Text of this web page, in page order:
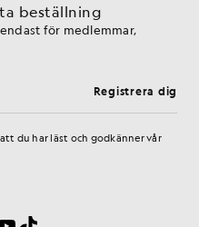
beställning
för medlemmar,
Registrera dig
du har läst och godkänner vår